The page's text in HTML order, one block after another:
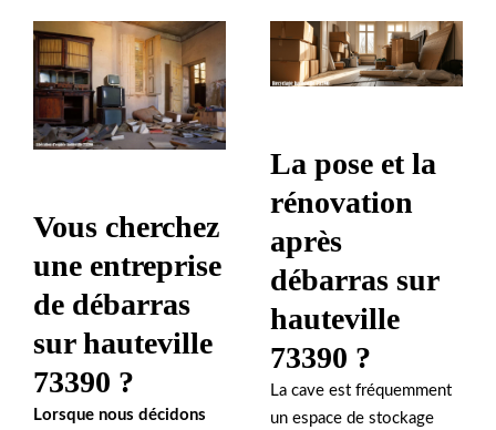
Vous cherchez
une entreprise
de débarras
sur hauteville
73390 ?
Lorsque nous décidons
La pose et la
rénovation
après
débarras sur
hauteville
73390 ?
La cave est fréquemment
un espace de stockage